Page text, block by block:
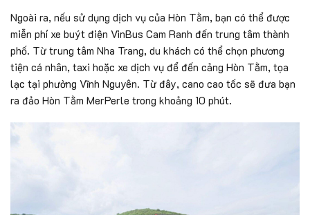
Ngoài ra, nếu sử dụng dịch vụ của Hòn Tằm, bạn có thể được
miễn phí xe buýt điện VinBus Cam Ranh đến trung tâm thành
phố. Từ trung tâm Nha Trang, du khách có thể chọn phương
tiện cá nhân, taxi hoặc xe dịch vụ để đến cảng Hòn Tằm, tọa
lạc tại phường Vĩnh Nguyên. Từ đây, cano cao tốc sẽ đưa bạn
ra đảo Hòn Tằm MerPerle trong khoảng 10 phút.